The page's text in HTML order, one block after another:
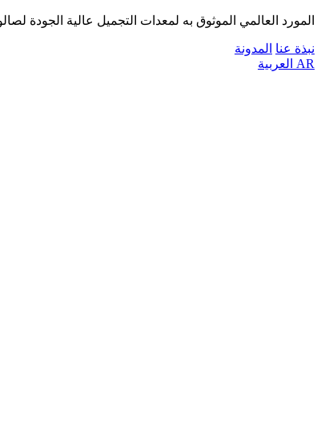
المورد العالمي الموثوق به لمعدات التجميل عالية الجودة
نبذة عنا المدونة
AR العربية